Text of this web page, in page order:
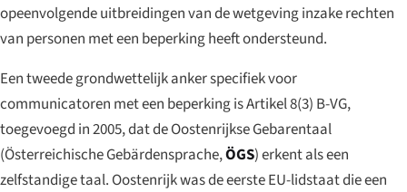
opeenvolgende uitbreidingen van de wetgeving inzake rechten
van personen met een beperking heeft ondersteund.
Een tweede grondwettelijk anker specifiek voor
communicatoren met een beperking is Artikel 8(3) B-VG,
toegevoegd in 2005, dat de Oostenrijkse Gebarentaal
(Österreichische Gebärdensprache,ÖGS) erkent als een
zelfstandige taal. Oostenrijk was de eerste EU-lidstaat die een